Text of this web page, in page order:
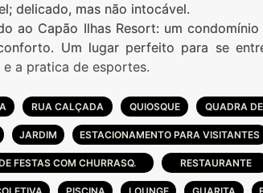
delicado, mas não intocável.
ao Capão Ilhas Resort: um
Um lugar perfeito para se
e a pratica de esportes.
RUA CALÇADA QUIOSQUE QUADRA
JARDIM ESTACIONAMENTO PARA VISITANTES
FESTAS COM CHURRASQ. RESTAURANTE